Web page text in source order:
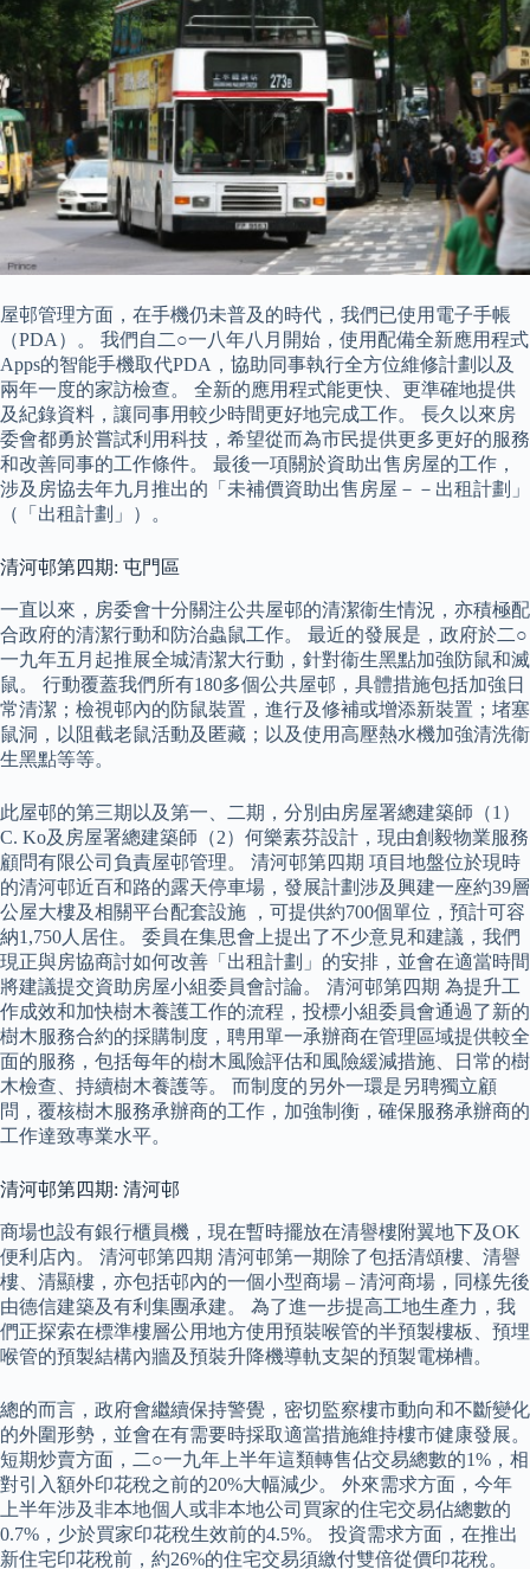
屋邨管理方面，在手機仍未普及的時代，我們已使用電子手帳
（PDA）。 我們自二○一八年八月開始，使用配備全新應用程式
Apps的智能手機取代PDA，協助同事執行全方位維修計劃以及
兩年一度的家訪檢查。 全新的應用程式能更快、更準確地提供
及紀錄資料，讓同事用較少時間更好地完成工作。 長久以來房
委會都勇於嘗試利用科技，希望從而為市民提供更多更好的服務
和改善同事的工作條件。 最後一項關於資助出售房屋的工作，
涉及房協去年九月推出的「未補價資助出售房屋－－出租計劃」
（「出租計劃」）。
清河邨第四期: 屯門區
一直以來，房委會十分關注公共屋邨的清潔衞生情況，亦積極配
合政府的清潔行動和防治蟲鼠工作。 最近的發展是，政府於二○
一九年五月起推展全城清潔大行動，針對衞生黑點加強防鼠和滅
鼠。 行動覆蓋我們所有180多個公共屋邨，具體措施包括加強日
常清潔；檢視邨內的防鼠裝置，進行及修補或增添新裝置；堵塞
鼠洞，以阻截老鼠活動及匿藏；以及使用高壓熱水機加強清洗衞
生黑點等等。
此屋邨的第三期以及第一、二期，分別由房屋署總建築師（1）
C. Ko及房屋署總建築師（2）何樂素芬設計，現由創毅物業服務
顧問有限公司負責屋邨管理。 清河邨第四期 項目地盤位於現時
的清河邨近百和路的露天停車場，發展計劃涉及興建一座約39層
公屋大樓及相關平台配套設施 ，可提供約700個單位，預計可容
納1,750人居住。 委員在集思會上提出了不少意見和建議，我們
現正與房協商討如何改善「出租計劃」的安排，並會在適當時間
將建議提交資助房屋小組委員會討論。 清河邨第四期 為提升工
作成效和加快樹木養護工作的流程，投標小組委員會通過了新的
樹木服務合約的採購制度，聘用單一承辦商在管理區域提供較全
面的服務，包括每年的樹木風險評估和風險緩減措施、日常的樹
木檢查、持續樹木養護等。 而制度的另外一環是另聘獨立顧
問，覆核樹木服務承辦商的工作，加強制衡，確保服務承辦商的
工作達致專業水平。
清河邨第四期: 清河邨
商場也設有銀行櫃員機，現在暫時擺放在清譽樓附翼地下及OK
便利店內。 清河邨第四期 清河邨第一期除了包括清頌樓、清譽
樓、清顯樓，亦包括邨內的一個小型商場 – 清河商場，同樣先後
由德信建築及有利集團承建。 為了進一步提高工地生產力，我
們正探索在標準樓層公用地方使用預裝喉管的半預製樓板、預埋
喉管的預製結構內牆及預裝升降機導軌支架的預製電梯槽。
總的而言，政府會繼續保持警覺，密切監察樓市動向和不斷變化
的外圍形勢，並會在有需要時採取適當措施維持樓市健康發展。
短期炒賣方面，二○一九年上半年這類轉售佔交易總數的1%，相
對引入額外印花稅之前的20%大幅減少。 外來需求方面，今年
上半年涉及非本地個人或非本地公司買家的住宅交易佔總數的
0.7%，少於買家印花稅生效前的4.5%。 投資需求方面，在推出
新住宅印花稅前，約26%的住宅交易須繳付雙倍從價印花稅。